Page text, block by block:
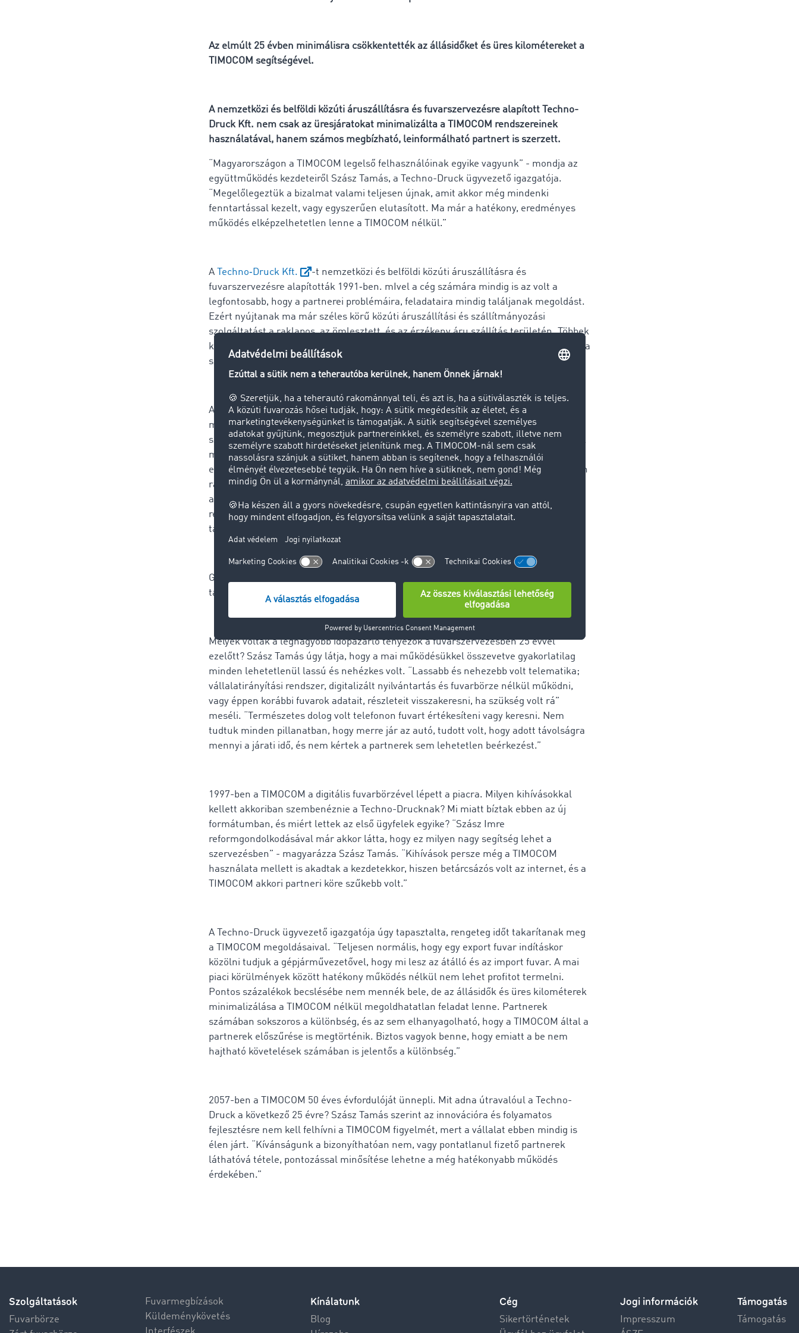
Az elmúlt 25 évben minimálisra csökkentették az állásidőket és üres kilométereket a
TIMOCOM segítségével.
A nemzetközi és belföldi közúti áruszállításra és fuvarszervezésre alapított Techno-
Druck Kft. nem csak az üresjáratokat minimalizálta a TIMOCOM rendszereinek
használatával, hanem számos megbízható, leinformálható partnert is szerzett.
“Magyarországon a TIMOCOM legelső felhasználóinak egyike vagyunk” - mondja az
együttműködés kezdeteiről Szász Tamás, a Techno-Druck ügyvezető igazgatója.
“Megelőlegeztük a bizalmat valami teljesen újnak, amit akkor még mindenki
fenntartással kezelt, vagy egyszerűen elutasított. Ma már a hatékony, eredményes
működés elképzelhetetlen lenne a TIMOCOM nélkül.”
A Techno‑Druck Kft.
-t nemzetközi és belföldi közúti áruszállításra és
fuvarszervezésre alapították 1991‑ben. mIvel a cég számára mindig is az volt a
legfontosabb, hogy a partnerei problémáira, feladataira mindig találjanak megoldást.
Ezért nyújtanak ma már széles körű közúti áruszállítási és szállítmányozási
szolgáltatást a raklapos, az ömlesztett, és az érzékeny áru szállítás területén. Többek
közt GMP+B4 engedéllyel és megfelelő eszközökkel rendelkeznek a takarmányozásra
szánt alapanyagok, valamint a hulladék elszállításához.
Alvállalkozóik körében a vevői igényekhez igazítva minden szükséges járműtípus
megtalálható a 1.5 tonna teherbírású furgontól a billencs, túlsúly-, túlméret szállító
szerelvényeken keresztül az ADR engedéllyel rendelkező eszközökig. A Techno-Druck
minden szerelvényén műholdas nyomkövető rendszer van, hogy bármikor
ellenőrizhető legyen a helyzetük. Logisztikai képességük lehetővé teszi, hogy minden
rakományméretet gyűjtsenek, szállítsanak és terítsenek az egészen kis csomagoktól
a 27 tonna súlyig. Szállítmányozó kollégáik kiemelkedő szakmai tudással
rendelkeznek, munkájukat a vállalat modern, speciálisan fejlesztett célszoftverekkel
támogatja.
Gazdaságilag is stabil, megalapítása óta minden évben eredményesen működő
társaságként a Techno-Druck Bisnode AAA, Opten A minősítéssel is rendelkezik.
Melyek voltak a legnagyobb időpazarló tényezők a fuvarszervezésben 25 évvel
ezelőtt? Szász Tamás úgy látja, hogy a mai működésükkel összevetve gyakorlatilag
minden lehetetlenül lassú és nehézkes volt. “Lassabb és nehezebb volt telematika;
vállalatirányítási rendszer, digitalizált nyilvántartás és fuvarbörze nélkül működni,
vagy éppen korábbi fuvarok adatait, részleteit visszakeresni, ha szükség volt rá”
meséli. “Természetes dolog volt telefonon fuvart értékesíteni vagy keresni. Nem
tudtuk minden pillanatban, hogy merre jár az autó, tudott volt, hogy adott távolságra
mennyi a járati idő, és nem kértek a partnerek sem lehetetlen beérkezést.”
1997-ben a TIMOCOM a digitális fuvarbörzével lépett a piacra. Milyen kihívásokkal
kellett akkoriban szembenéznie a Techno-Drucknak? Mi miatt bíztak ebben az új
formátumban, és miért lettek az első ügyfelek egyike? “Szász Imre
reformgondolkodásával már akkor látta, hogy ez milyen nagy segítség lehet a
szervezésben” - magyarázza Szász Tamás. “Kihívások persze még a TIMOCOM
használata mellett is akadtak a kezdetekkor, hiszen betárcsázós volt az internet, és a
TIMOCOM akkori partneri köre szűkebb volt.”
A Techno-Druck ügyvezető igazgatója úgy tapasztalta, rengeteg időt takarítanak meg
a TIMOCOM megoldásaival. “Teljesen normális, hogy egy export fuvar indításkor
közölni tudjuk a gépjárművezetővel, hogy mi lesz az átálló és az import fuvar. A mai
piaci körülmények között hatékony működés nélkül nem lehet profitot termelni.
Pontos százalékok becslésébe nem mennék bele, de az állásidők és üres kilométerek
minimalizálása a TIMOCOM nélkül megoldhatatlan feladat lenne. Partnerek
számában sokszoros a különbség, és az sem elhanyagolható, hogy a TIMOCOM által a
partnerek előszűrése is megtörténik. Biztos vagyok benne, hogy emiatt a be nem
hajtható követelések számában is jelentős a különbség.”
2057-ben a TIMOCOM 50 éves évfordulóját ünnepli. Mit adna útravalóul a Techno-
Druck a következő 25 évre? Szász Tamás szerint az innovációra és folyamatos
fejlesztésre nem kell felhívni a TIMOCOM figyelmét, mert a vállalat ebben mindig is
élen járt. “Kívánságunk a bizonyíthatóan nem, vagy pontatlanul fizető partnerek
láthatóvá tétele, pontozással minősítése lehetne a még hatékonyabb működés
érdekében.”
Szolgáltatások
Fuvarbörze
Fuvarmegbízások
Küldeménykövetés
Kínálatunk
Blog
Cég
Sikertörténetek
Jogi információk
Impresszum
Támogatás
Támogatás